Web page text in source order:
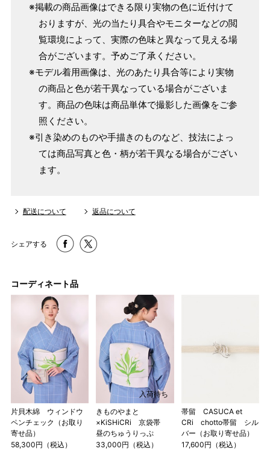
※掲載の商品画像はできる限り実物の色に近付けて
おりますが、光の当たり具合やモニターなどの閲
覧環境によって、実際の色味と異なって見える場
合がございます。予めご了承ください。
※モデル着用画像は、光のあたり具合等により実物
の商品と色が若干異なっている場合がございま
す。商品の色味は商品単体で撮影した画像をご参
照ください。
※引き染めのものや手描きのものなど、技法によっ
ては商品写真と色・柄が若干異なる場合がござい
ます。
配送について 返品について
シェアする
コーディネート品
片貝木綿 ウィンドウ
ペンチェック（お取り
寄せ品）
58,300円（税込）
入荷待ち
きものやまと
×KiSHiCRi 京袋帯
昼のちゅうりっぷ
33,000円（税込）
帯留 CASUCA et
CRi chotto帯留 シル
バー（お取り寄せ品）
17,600円（税込）